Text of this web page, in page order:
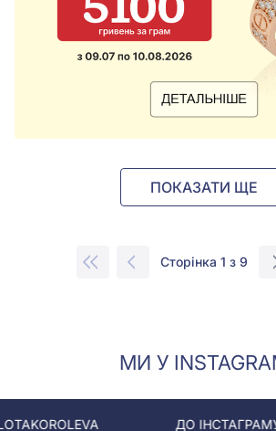
ПОКАЗАТИ ЩЕ
Сторінка 1 з 9
МИ У
ДО ІНСТАГРАМУ